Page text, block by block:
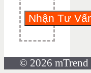
© 2026 mTrend